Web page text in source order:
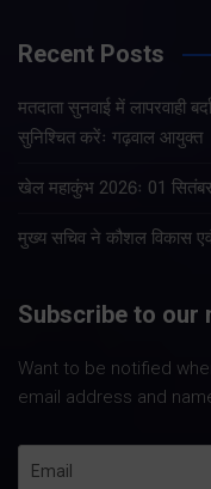
Recent Posts
मतदाता सुनवाई में लापरवाही
सुनिश्चित करेंः गढ़वाल आयुक्त
खेल महाकुंभ 2026ः 01
मुख्य सचिव ने कौशल विकास
Subscribe to our
Want to be notified
email address and